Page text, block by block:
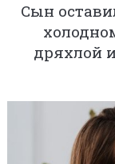
Сын
дряхлой